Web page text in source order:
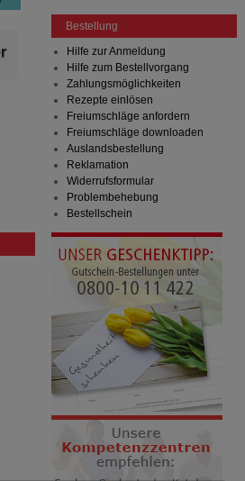
Bestellung
Hilfe zur Anmeldung
Hilfe zum Bestellvorgang
Zahlungsmöglichkeiten
Rezepte einlösen
Freiumschläge anfordern
Freiumschläge downloaden
Auslandsbestellung
Reklamation
Widerrufsformular
Problembehebung
Bestellschein